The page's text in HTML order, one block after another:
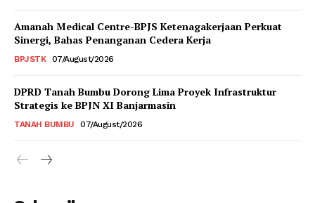
Amanah Medical Centre-BPJS Ketenagakerjaan Perkuat
Sinergi, Bahas Penanganan Cedera Kerja
BPJSTK 07/August/2026
DPRD Tanah Bumbu Dorong Lima Proyek Infrastruktur
Strategis ke BPJN XI Banjarmasin
TANAH BUMBU 07/August/2026